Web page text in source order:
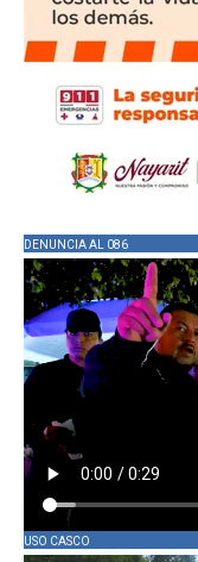
DENUNCIA AL 086
USO CASCO